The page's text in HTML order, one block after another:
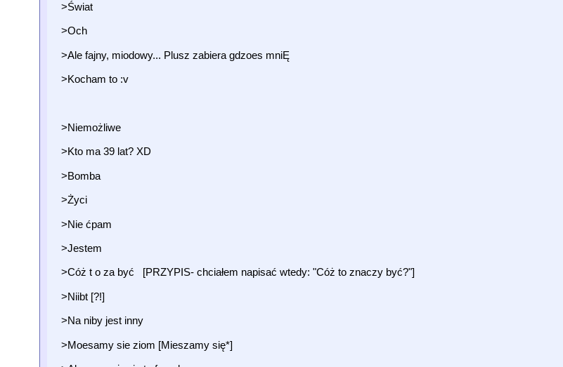
>Świat
>Och
>Ale fajny, miodowy... Plusz zabiera gdzoes mniĘ
>Kocham to :v
>Niemożliwe
>Kto ma 39 lat? XD
>Bomba
>Życi
>Nie ćpam
>Jestem
>Cóż t o za być [PRZYPIS- chciałem napisać wtedy: "Cóż to znaczy być?"]
>Niibt [?!]
>Na niby jest inny
>Moesamy sie ziom [Mieszamy się*]